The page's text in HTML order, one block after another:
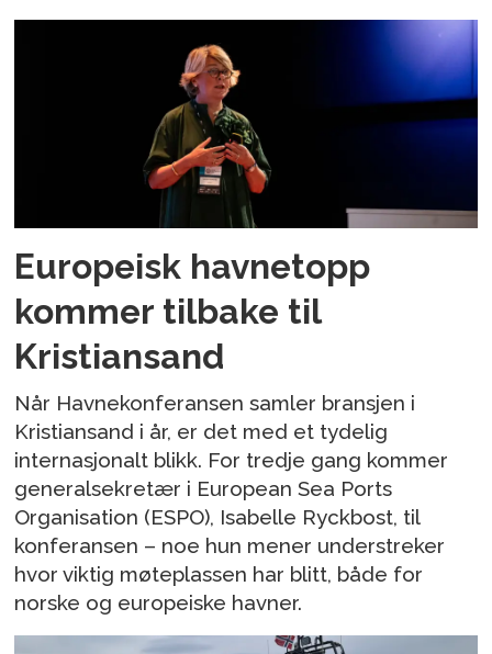
Europeisk havnetopp
kommer tilbake til
Kristiansand
Når Havnekonferansen samler bransjen i
Kristiansand i år, er det med et tydelig
internasjonalt blikk. For tredje gang kommer
generalsekretær i European Sea Ports
Organisation (ESPO), Isabelle Ryckbost, til
konferansen – noe hun mener understreker
hvor viktig møteplassen har blitt, både for
norske og europeiske havner.